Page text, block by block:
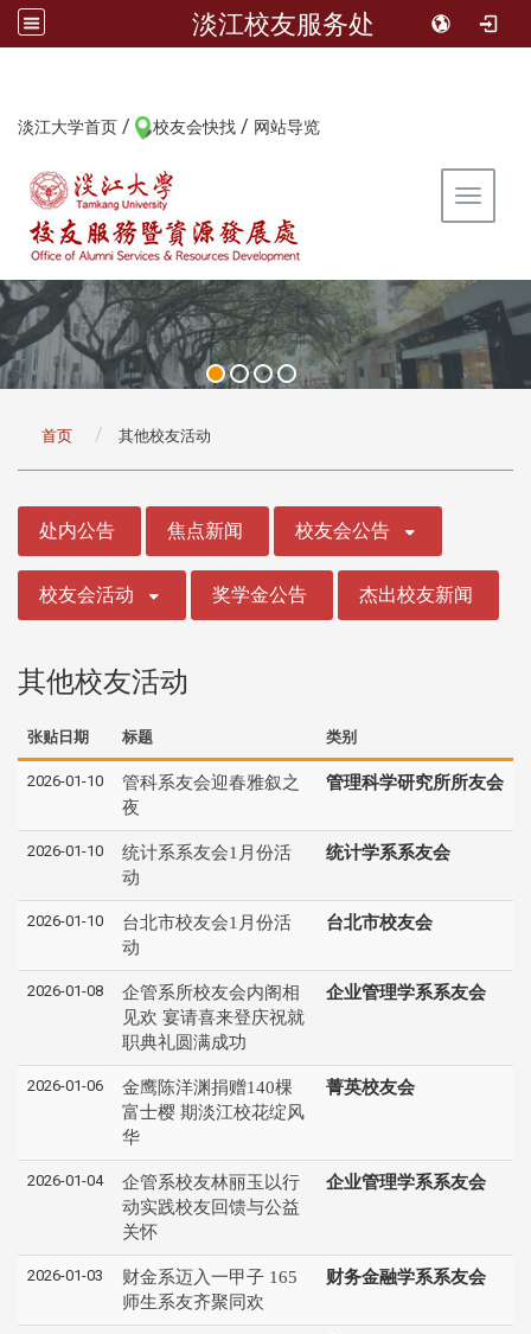
淡江校友服务处
淡江大学首页 / 校友会快找 / 网站导览
Toggle
首页 其他校友活动
处内公告 焦点新闻 校友会公告
校友会活动 奖学金公告 杰出校友新闻
其他校友活动
张贴日期 标题 类别
2026-01-10
管科系友会迎春雅叙之
夜
管理科学研究所所友会
2026-01-10
统计系系友会1月份活
动
统计学系系友会
2026-01-10
台北市校友会1月份活
动
台北市校友会
2026-01-08
企管系所校友会内阁相
见欢 宴请喜来登庆祝就
职典礼圆满成功
企业管理学系系友会
2026-01-06
金鹰陈洋渊捐赠140棵
富士樱 期淡江校花绽风
华
菁英校友会
2026-01-04
企管系校友林丽玉以行
动实践校友回馈与公益
关怀
企业管理学系系友会
2026-01-03
财金系迈入一甲子 165
师生系友齐聚同欢
财务金融学系系友会